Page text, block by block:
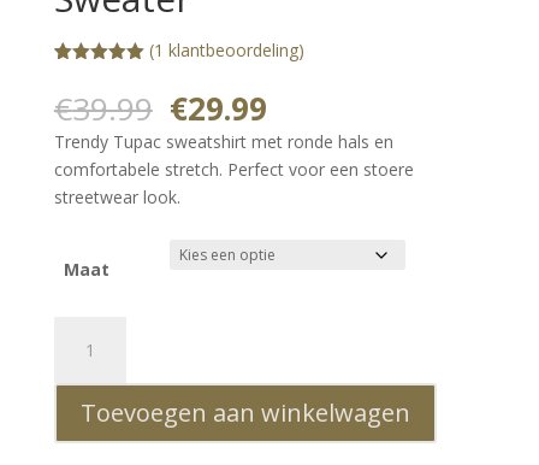
gebaseerd
klantbeoorde
(1 klantbeoordeling)
€39.99 Oorspronkelijke
prijs
was:
€39.99.
€29.99Huidige
prijs
is:
€29.99.
Trendy Tupac sweatshirt met ronde hals en
comfortabele stretch. Perfect voor een stoere
streetwear look.
Maat
Company
Tupac
Heren
Sweatshirt
Toevoegen aan winkelwagen